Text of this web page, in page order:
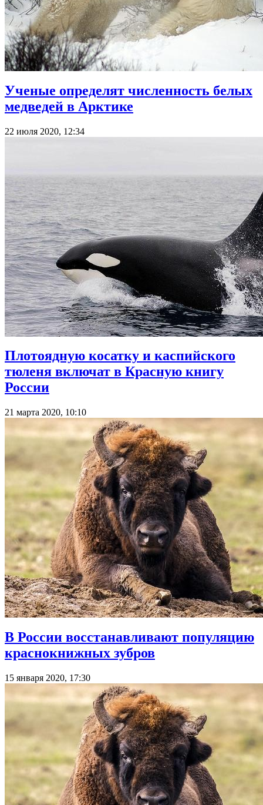
Ученые определят численность белых
медведей в Арктике
22 июля 2020, 12:34
Плотоядную косатку и каспийского
тюленя включат в Красную книгу
России
21 марта 2020, 10:10
В России восстанавливают популяцию
краснокнижных зубров
15 января 2020, 17:30